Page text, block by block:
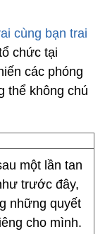
cùng bạn trai
chức tại
các phóng
thể không chú
một lần tan
trước đây,
những quyết
cho mình.